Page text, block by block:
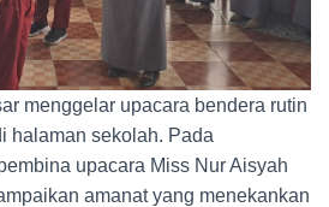
menggelar upacara bendera rutin
halaman sekolah. Pada
upacara Miss Nur Aisyah
amanat yang menekankan